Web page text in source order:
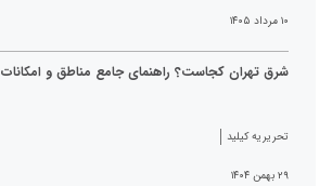
۱۰ مرداد ۱۴۰۵
شرق تهران کجاست؟ راهنمای جامع مناطق و امکانات
تحریریه کیلید
۲۹ بهمن ۱۴۰۴